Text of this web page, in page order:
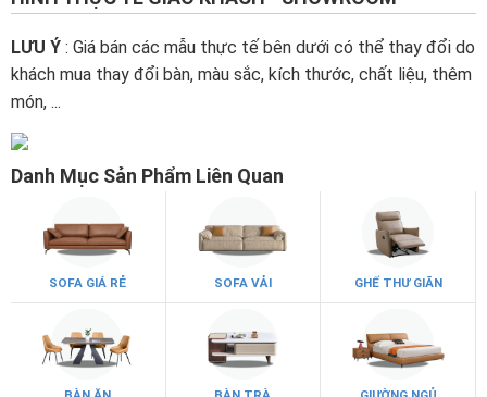
LƯU Ý : Giá bán các mẫu thực tế bên dưới có thể thay đổi do
khách mua thay đổi bàn, màu sắc, kích thước, chất liệu, thêm
món, ...
Danh Mục Sản Phẩm Liên Quan
SOFA GIÁ RẺ SOFA VẢI GHẾ THƯ GIÃN